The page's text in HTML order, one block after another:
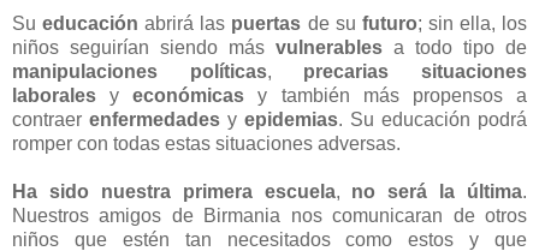
Sueducación abrirá las puertas de su futuro; sin ella, los
niños seguirían siendo más vulnerables a todo tipo de
manipulaciones políticas, precarias situaciones
laborales yeconómicas y también más propensos a
contraer enfermedades y epidemias. Su educación podrá
romper con todas estas situaciones adversas.
Ha sido nuestra primera escuela, no será la última.
Nuestros amigos de Birmania nos comunicaran de otros
niños que estén tan necesitados como estos y que